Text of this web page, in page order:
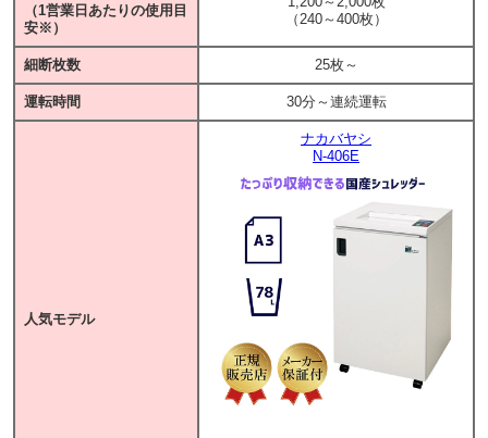
（1営業日あたりの使用目
安※）
（240～400枚）
細断枚数 25枚～
運転時間 30分～連続運転
人気モデル
ナカバヤシ
N-406E